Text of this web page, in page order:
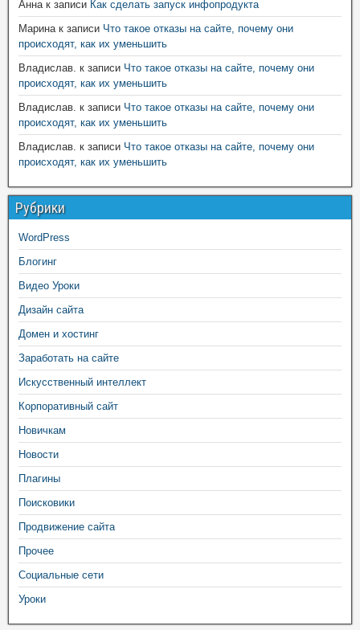
Аннак записи Как сделать запуск инфопродукта
Маринак записи Что такое отказы на сайте, почему они
происходят, как их уменьшить
Владислав. к записи Что такое отказы на сайте, почему они
происходят, как их уменьшить
Владислав. к записи Что такое отказы на сайте, почему они
происходят, как их уменьшить
Владислав. к записи Что такое отказы на сайте, почему они
происходят, как их уменьшить
Рубрики
WordPress
Блогинг
Видео Уроки
Дизайн сайта
Домен и хостинг
Заработать на сайте
Искусственный интеллект
Корпоративный сайт
Новичкам
Новости
Плагины
Поисковики
Продвижение сайта
Прочее
Социальные сети
Уроки